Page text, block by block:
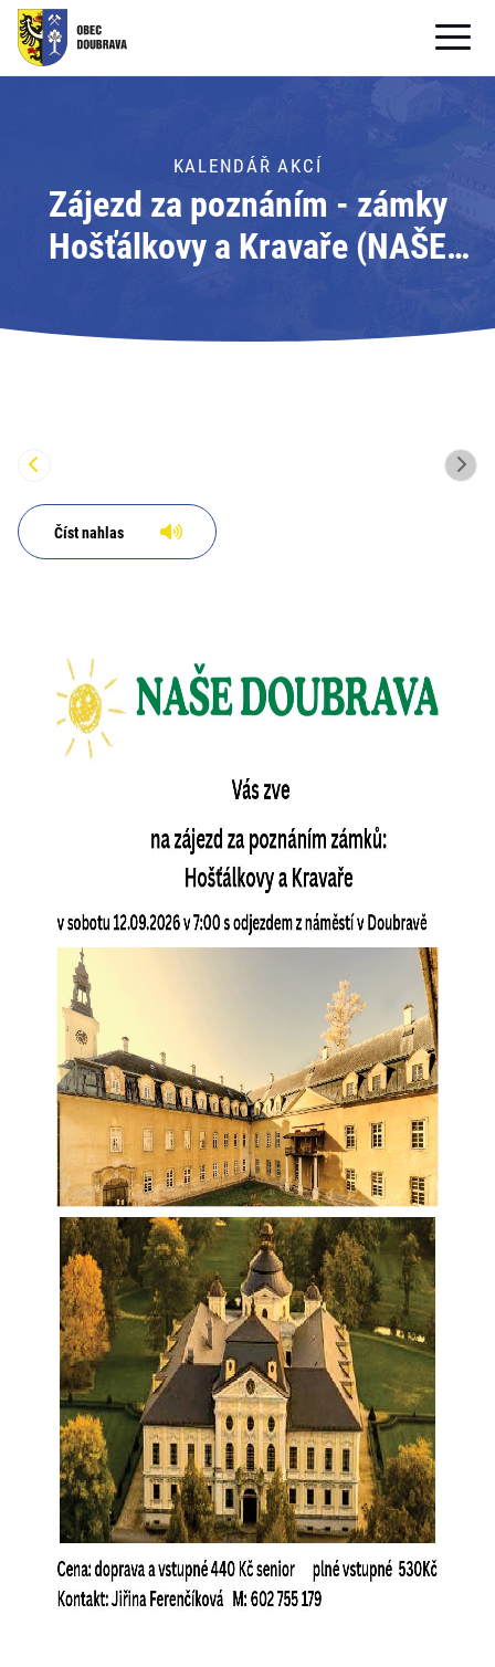
OBECNÍ ÚŘAD
PRO OBČANY
Formuláře ke stažení
PRO TURISTY
KALENDÁŘ AKCÍ
Zájezd za poznáním - zámky
Hošťálkovy a Kravaře (NAŠE
Číst nahlas